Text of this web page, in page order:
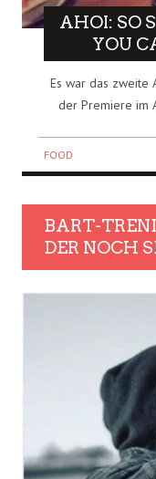
AHOI: SO
YOU
Es war das zweite
der Premiere im
FOOD
BART-
DER NOCH